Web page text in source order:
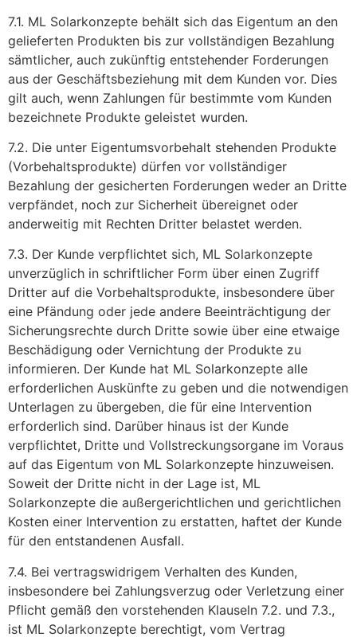
7.1. ML Solarkonzepte behält sich das Eigentum an den
gelieferten Produkten bis zur vollständigen Bezahlung
sämtlicher, auch zukünftig entstehender Forderungen
aus der Geschäftsbeziehung mit dem Kunden vor. Dies
gilt auch, wenn Zahlungen für bestimmte vom Kunden
bezeichnete Produkte geleistet wurden.
7.2. Die unter Eigentumsvorbehalt stehenden Produkte
(Vorbehaltsprodukte) dürfen vor vollständiger
Bezahlung der gesicherten Forderungen weder an Dritte
verpfändet, noch zur Sicherheit übereignet oder
anderweitig mit Rechten Dritter belastet werden.
7.3. Der Kunde verpflichtet sich, ML Solarkonzepte
unverzüglich in schriftlicher Form über einen Zugriff
Dritter auf die Vorbehaltsprodukte, insbesondere über
eine Pfändung oder jede andere Beeinträchtigung der
Sicherungsrechte durch Dritte sowie über eine etwaige
Beschädigung oder Vernichtung der Produkte zu
informieren. Der Kunde hat ML Solarkonzepte alle
erforderlichen Auskünfte zu geben und die notwendigen
Unterlagen zu übergeben, die für eine Intervention
erforderlich sind. Darüber hinaus ist der Kunde
verpflichtet, Dritte und Vollstreckungsorgane im Voraus
auf das Eigentum von ML Solarkonzepte hinzuweisen.
Soweit der Dritte nicht in der Lage ist, ML
Solarkonzepte die außergerichtlichen und gerichtlichen
Kosten einer Intervention zu erstatten, haftet der Kunde
für den entstandenen Ausfall.
7.4. Bei vertragswidrigem Verhalten des Kunden,
insbesondere bei Zahlungsverzug oder Verletzung einer
Pflicht gemäß den vorstehenden Klauseln 7.2. und 7.3.,
ist ML Solarkonzepte berechtigt, vom Vertrag